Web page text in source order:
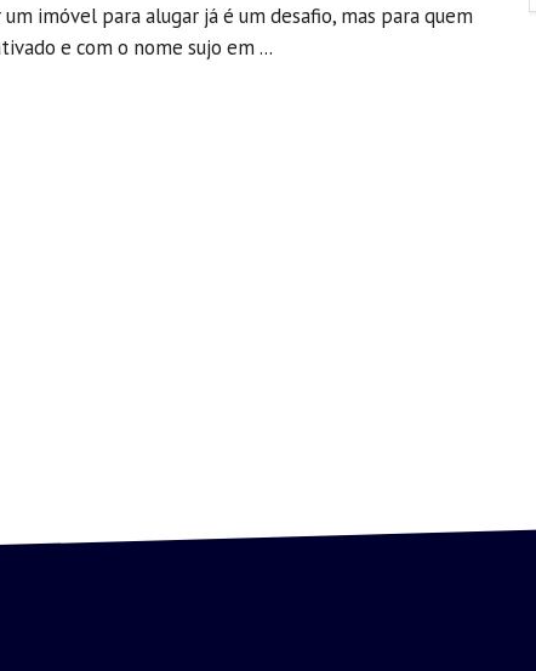
imóvel para alugar já é um desafio, mas para quem
e com o nome sujo em ...